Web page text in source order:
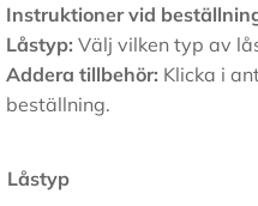
Instruktioner vid
Låstyp: Välj vilken typ av
Addera tillbehör: Klicka i
beställning.
Låstyp
Alternative: